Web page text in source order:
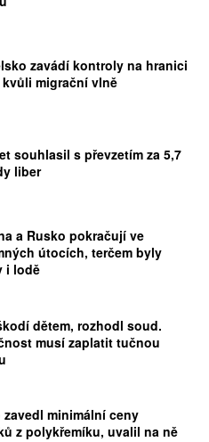
zavádí kontroly na hranici
migrační vlně
souhlasil s převzetím za 5,7
liber
a Rusko pokračují ve
útocích, terčem byly
i lodě
dětem, rozhodl soud.
musí zaplatit tučnou
zavedl minimální ceny
z polykřemíku, uvalil na ně